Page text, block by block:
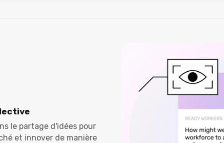
le partage d'idées pour
et innover de manière